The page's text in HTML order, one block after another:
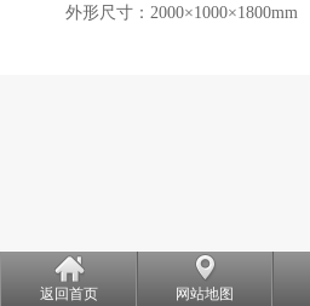
外形尺寸：2000×1000×1800mm
返回首页 网站地图